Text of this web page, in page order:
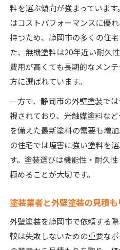
料を選ぶ傾向が強まっていま
はコストパフォーマンスに優
持つため、静岡市の多くの住
た、無機塗料は20年近い耐久
費用が高くても長期的なメン
方に選ばれています。
一方で、静岡市の外壁塗装で
視されており、光触媒塗料な
を備えた最新塗料の需要も増
の住宅では塩害に強い塗料を
す。塗装選びは機能性・耐久
極めることが大切です。
塗装業者と外壁塗装の見積
外壁塗装を静岡市で依頼する
較は失敗しないための重要な